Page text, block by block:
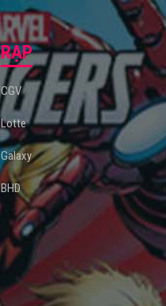
RẠP
CGV
Lotte
Galaxy
BHD